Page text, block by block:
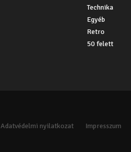
Technika
Egyéb
Retro
50 felett
Adatvédelmi nyilatkozat Impresszum